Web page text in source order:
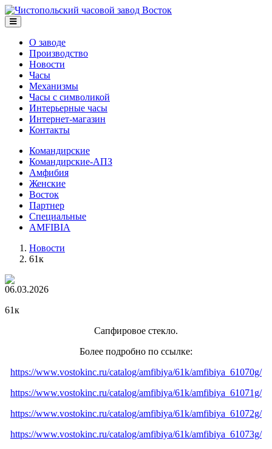
О заводе
Производство
Новости
Часы
Механизмы
Часы с символикой
Интерьерные часы
Интернет-магазин
Контакты
Командирские
Командирские-АПЗ
Амфибия
Женские
Восток
Партнер
Специальные
AMFIBIA
Новости
61к
06.03.2026
61к
Сапфировое стекло.
Более подробно по ссылке:
https://www.vostokinc.ru/catalog/amfibiya/61k/amfibiya_61070g/
https://www.vostokinc.ru/catalog/amfibiya/61k/amfibiya_61071g/
https://www.vostokinc.ru/catalog/amfibiya/61k/amfibiya_61072g/
https://www.vostokinc.ru/catalog/amfibiya/61k/amfibiya_61073g/